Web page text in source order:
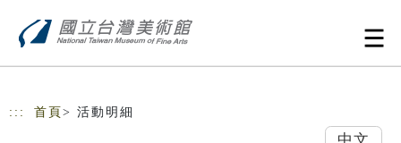
::: 首頁 > 活動明細
中文